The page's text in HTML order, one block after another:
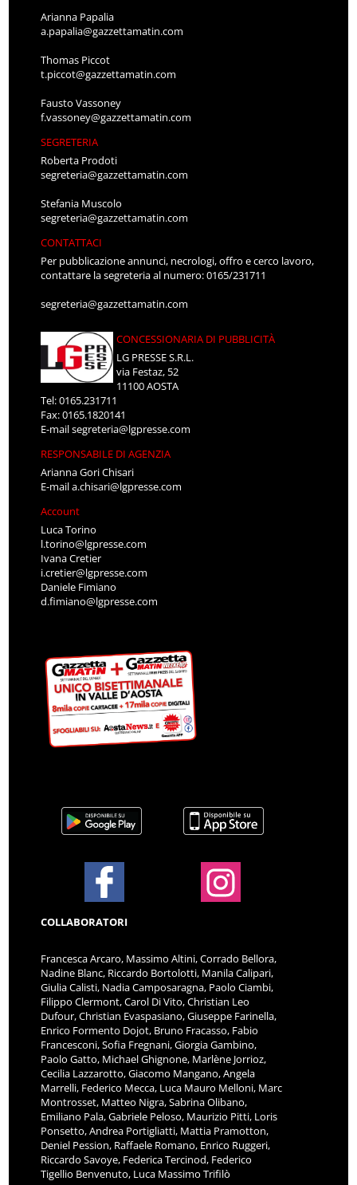
Arianna Papalia
a.papalia@gazzettamatin.com
Thomas Piccot
t.piccot@gazzettamatin.com
Fausto Vassoney
f.vassoney@gazzettamatin.com
SEGRETERIA
Roberta Prodoti
segreteria@gazzettamatin.com
Stefania Muscolo
segreteria@gazzettamatin.com
CONTATTACI
Per pubblicazione annunci, necrologi, offro e cerco lavoro,
contattare la segreteria al numero: 0165/231711
segreteria@gazzettamatin.com
CONCESSIONARIA DI PUBBLICITÀ
LG PRESSE S.R.L.
via Festaz, 52
11100 AOSTA
Tel: 0165.231711
Fax: 0165.1820141
E-mailsegreteria@lgpresse.com
RESPONSABILE DI AGENZIA
Arianna Gori Chisari
E-maila.chisari@lgpresse.com
Account
Luca Torino
l.torino@lgpresse.com
Ivana Cretier
i.cretier@lgpresse.com
Daniele Fimiano
d.fimiano@lgpresse.com
COLLABORATORI
Francesca Arcaro, Massimo Altini, Corrado Bellora,
Nadine Blanc, Riccardo Bortolotti, Manila Calipari,
Giulia Calisti, Nadia Camposaragna, Paolo Ciambi,
Filippo Clermont, Carol Di Vito, Christian Leo
Dufour, Christian Evaspasiano, Giuseppe Farinella,
Enrico Formento Dojot, Bruno Fracasso, Fabio
Francesconi, Sofia Fregnani, Giorgia Gambino,
Paolo Gatto, Michael Ghignone, Marlène Jorrioz,
Cecilia Lazzarotto, Giacomo Mangano, Angela
Marrelli, Federico Mecca, Luca Mauro Melloni, Marc
Montrosset, Matteo Nigra, Sabrina Olibano,
Emiliano Pala, Gabriele Peloso, Maurizio Pitti, Loris
Ponsetto, Andrea Portigliatti, Mattia Pramotton,
Deniel Pession, Raffaele Romano, Enrico Ruggeri,
Riccardo Savoye, Federica Tercinod, Federico
Tigellio Benvenuto, Luca Massimo Trifilò